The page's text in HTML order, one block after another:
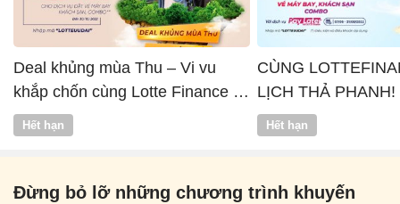
Deal khủng mùa Thu – Vi vu
khắp chốn cùng Lotte Finance x
Vntrip
Hết hạn
CÙNG
LỊCH THẢ PHANH!
Hết hạn
Đừng bỏ lỡ những chương trình khuyến